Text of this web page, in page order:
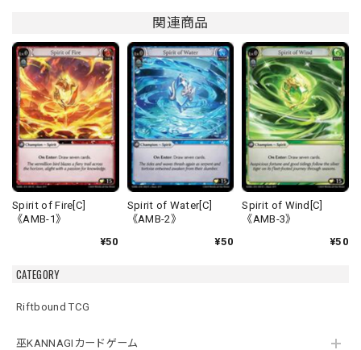
CATEGORY
Riftbound TCG
巫KANNAGIカードゲーム
関連商品
Spirit of Fire[C]
《AMB-1》
¥50
Spirit of Water[C]
《AMB-2》
¥50
Spirit of Wind[C]
《AMB-3》
¥50